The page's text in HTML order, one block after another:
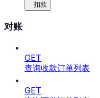
扣款
对账
GET
查询收款订单列表
GET